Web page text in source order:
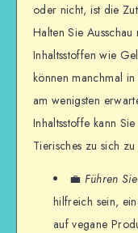
oder nicht, ist die
Halten Sie Ausschau
Inhaltsstoffen wie
können manchmal
am wenigsten
Inhaltsstoffe kann
Tierisches zu sich zu
💼 Führen
hilfreich sein,
auf vegane